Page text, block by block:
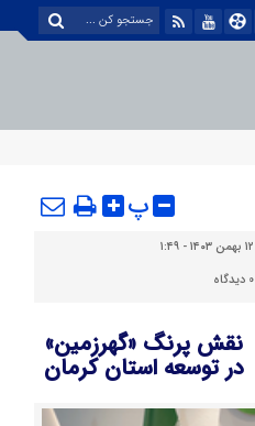
پ
۱۲ بهمن ۱۴۰۳ - ۱:۴۹
0 دیدگاه
نقش پرنگ «گهرزمین»
در توسعه استان کرمان